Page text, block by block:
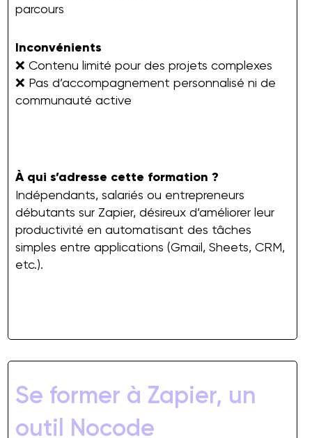
parcours
Inconvénients
❌ Contenu limité pour des projets complexes
❌ Pas d’accompagnement personnalisé ni de
communauté active
À qui s’adresse cette formation ?
Indépendants, salariés ou entrepreneurs
débutants sur Zapier, désireux d’améliorer leur
productivité en automatisant des tâches
simples entre applications (Gmail, Sheets, CRM,
etc.).
Se former à Zapier, un
outil Nocode